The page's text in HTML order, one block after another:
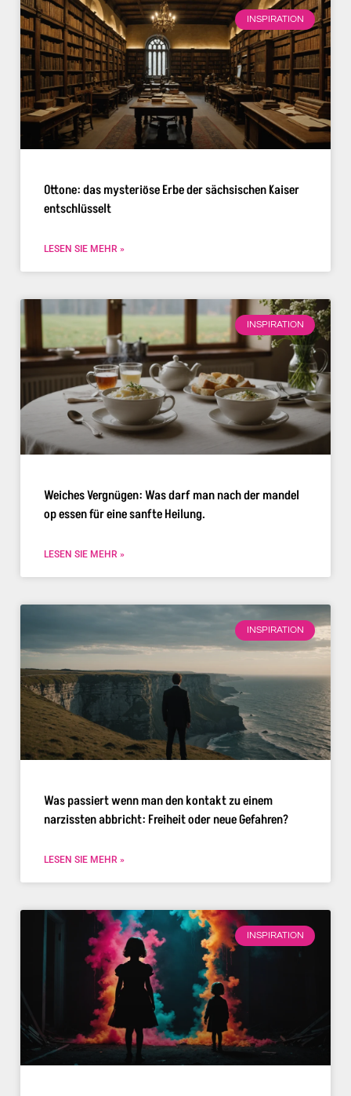
INSPIRATION
Ottone: das mysteriöse Erbe der sächsischen Kaiser
entschlüsselt
LESEN SIE MEHR »
INSPIRATION
Weiches Vergnügen: Was darf man nach der mandel
op essen für eine sanfte Heilung.
LESEN SIE MEHR »
INSPIRATION
Was passiert wenn man den kontakt zu einem
narzissten abbricht: Freiheit oder neue Gefahren?
LESEN SIE MEHR »
INSPIRATION